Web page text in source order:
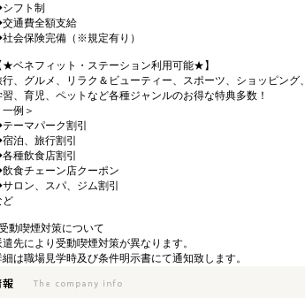
フト制
通費全額支給
会保険完備（※規定有り）
★ベネフィット・ステーション利用可能★】
行、グルメ、リラク＆ビューティー、スポーツ、ショッピング、
習、育児、ペットなど各種ジャンルのお得な特典多数！
一例＞
ーマパーク割引
泊、旅行割引
種飲食店割引
食チェーン店クーポン
ロン、スパ、ジム割引
ど
動喫煙対策について
遣先により受動喫煙対策が異なります。
細は職場見学時及び条件明示書にて通知致します。